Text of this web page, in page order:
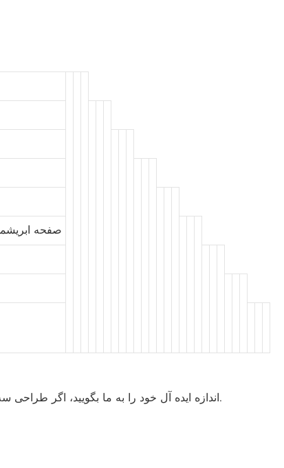
صفحه
اندازه ایده آل خود را به ما بگویید، اگر ! اگر کیس یا محصول موجود دارید، می توانید برای ما ارسال کنید و ما آن را برای شما طراحی می کنیم.